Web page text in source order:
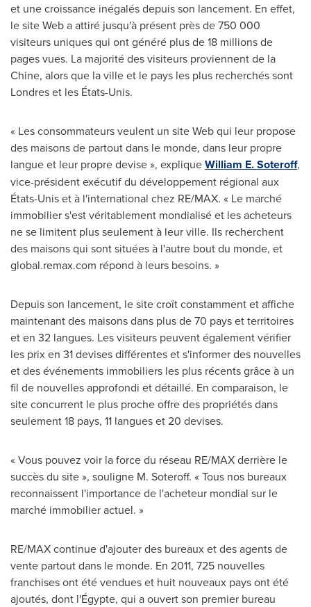
et une croissance inégalés depuis son lancement. En effet,
le site Web a attiré jusqu'à présent près de 750 000
visiteurs uniques qui ont généré plus de 18 millions de
pages vues. La majorité des visiteurs proviennent de la
Chine, alors que la ville et le pays les plus recherchés sont
Londres et les États-Unis.
« Les consommateurs veulent un site Web qui leur propose
des maisons de partout dans le monde, dans leur propre
langue et leur propre devise », expliqueWilliam E. Soteroff,
vice-président exécutif du développement régional aux
États-Unis et à l'international chez RE/MAX. « Le marché
immobilier s'est véritablement mondialisé et les acheteurs
ne se limitent plus seulement à leur ville. Ils recherchent
des maisons qui sont situées à l'autre bout du monde, et
global.remax.com répond à leurs besoins. »
Depuis son lancement, le site croît constamment et affiche
maintenant des maisons dans plus de 70 pays et territoires
et en 32 langues. Les visiteurs peuvent également vérifier
les prix en 31 devises différentes et s'informer des nouvelles
et des événements immobiliers les plus récents grâce à un
fil de nouvelles approfondi et détaillé. En comparaison, le
site concurrent le plus proche offre des propriétés dans
seulement 18 pays, 11 langues et 20 devises.
« Vous pouvez voir la force du réseau RE/MAX derrière le
succès du site », souligne M. Soteroff. « Tous nos bureaux
reconnaissent l'importance de l'acheteur mondial sur le
marché immobilier actuel. »
RE/MAX continue d'ajouter des bureaux et des agents de
vente partout dans le monde. En 2011, 725 nouvelles
franchises ont été vendues et huit nouveaux pays ont été
ajoutés, dont l'Égypte, qui a ouvert son premier bureau